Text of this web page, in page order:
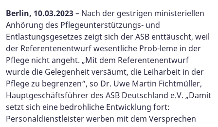
Berlin, 10.03.2023 – Nach der gestrigen ministeriellen
Anhörung des Pflegeunterstützungs- und
Entlastungsgesetzes zeigt sich der ASB enttäuscht, weil
der Referentenentwurf wesentliche Prob-leme in der
Pflege nicht angeht. „Mit dem Referentenentwurf
wurde die Gelegenheit versäumt, die Leiharbeit in der
Pflege zu begrenzen“, so Dr. Uwe Martin Fichtmüller,
Hauptgeschäftsführer des ASB Deutschland e.V. „Damit
setzt sich eine bedrohliche Entwicklung fort:
Personaldienstleister werben mit dem Versprechen